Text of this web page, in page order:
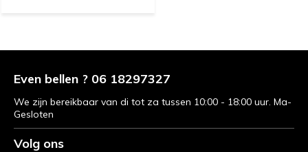
Even bellen ? 06 18297327
We zijn bereikbaar van di tot za tussen 10:00 - 18:00 uur. Ma-
Gesloten
Volg ons